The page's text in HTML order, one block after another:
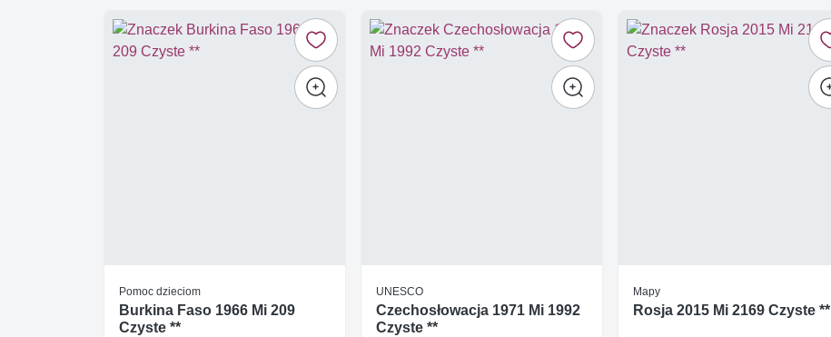
Pomoc dzieciom
Burkina Faso 1966 Mi 209
Czyste **
UNESCO
Czechosłowacja 1971 Mi 1992
Czyste **
Mapy
Rosja 2015 Mi 2169 Czyste **